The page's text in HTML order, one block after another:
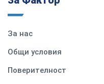
За нас
Общи условия
Поверителност